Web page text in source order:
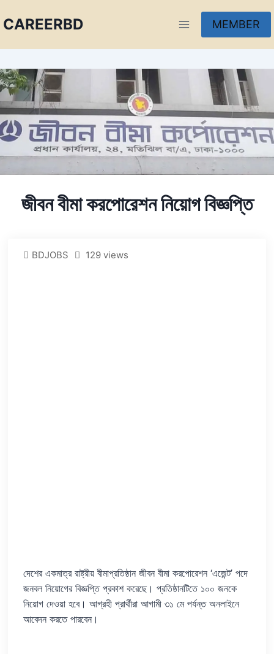
CAREERBD MEMBER
জীবন বীমা করপোরেশন নিয়োগ বিজ্ঞপ্তি
BDJOBS 129 views
দেশের একমাত্র রাষ্ট্রীয় বীমাপ্রতিষ্ঠান জীবন বীমা করপোরেশন ‘এজেন্ট’ পদে
জনবল নিয়োগের বিজ্ঞপ্তি প্রকাশ করেছে। প্রতিষ্ঠানটিতে ১০০ জনকে
নিয়োগ দেওয়া হবে। আগ্রহী প্রার্থীরা আগামী ৩১ মে পর্যন্ত অনলাইনে
আবেদন করতে পারবেন।
PORTAL
FORUM